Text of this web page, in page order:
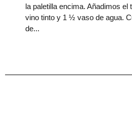
la paletilla encima. Añadimos el
vino tinto y 1 ½ vaso de agua.
de